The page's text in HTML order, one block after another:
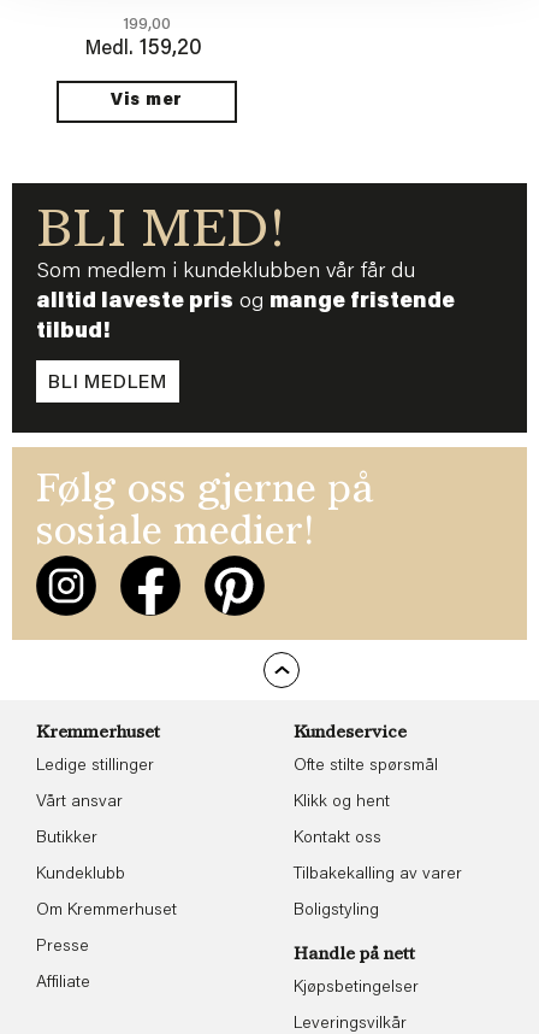
199,00
Medl. 159,20
Vis mer
BLI MED!
Som medlem i kundeklubben vår får du
alltid laveste pris og mange fristende
tilbud!
BLI MEDLEM
Følg oss gjerne på
sosiale medier!
Kremmerhuset
Ledige stillinger
Vårt ansvar
Butikker
Kundeklubb
Om Kremmerhuset
Presse
Affiliate
Kundeservice
Ofte stilte spørsmål
Klikk og hent
Kontakt oss
Tilbakekalling av varer
Boligstyling
Handle på nett
Kjøpsbetingelser
Leveringsvilkår